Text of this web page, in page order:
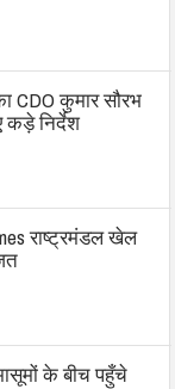
CDO कुमार सौरभ
कड़े निर्देश
राष्ट्रमंडल खेल
के बीच पहुँचे